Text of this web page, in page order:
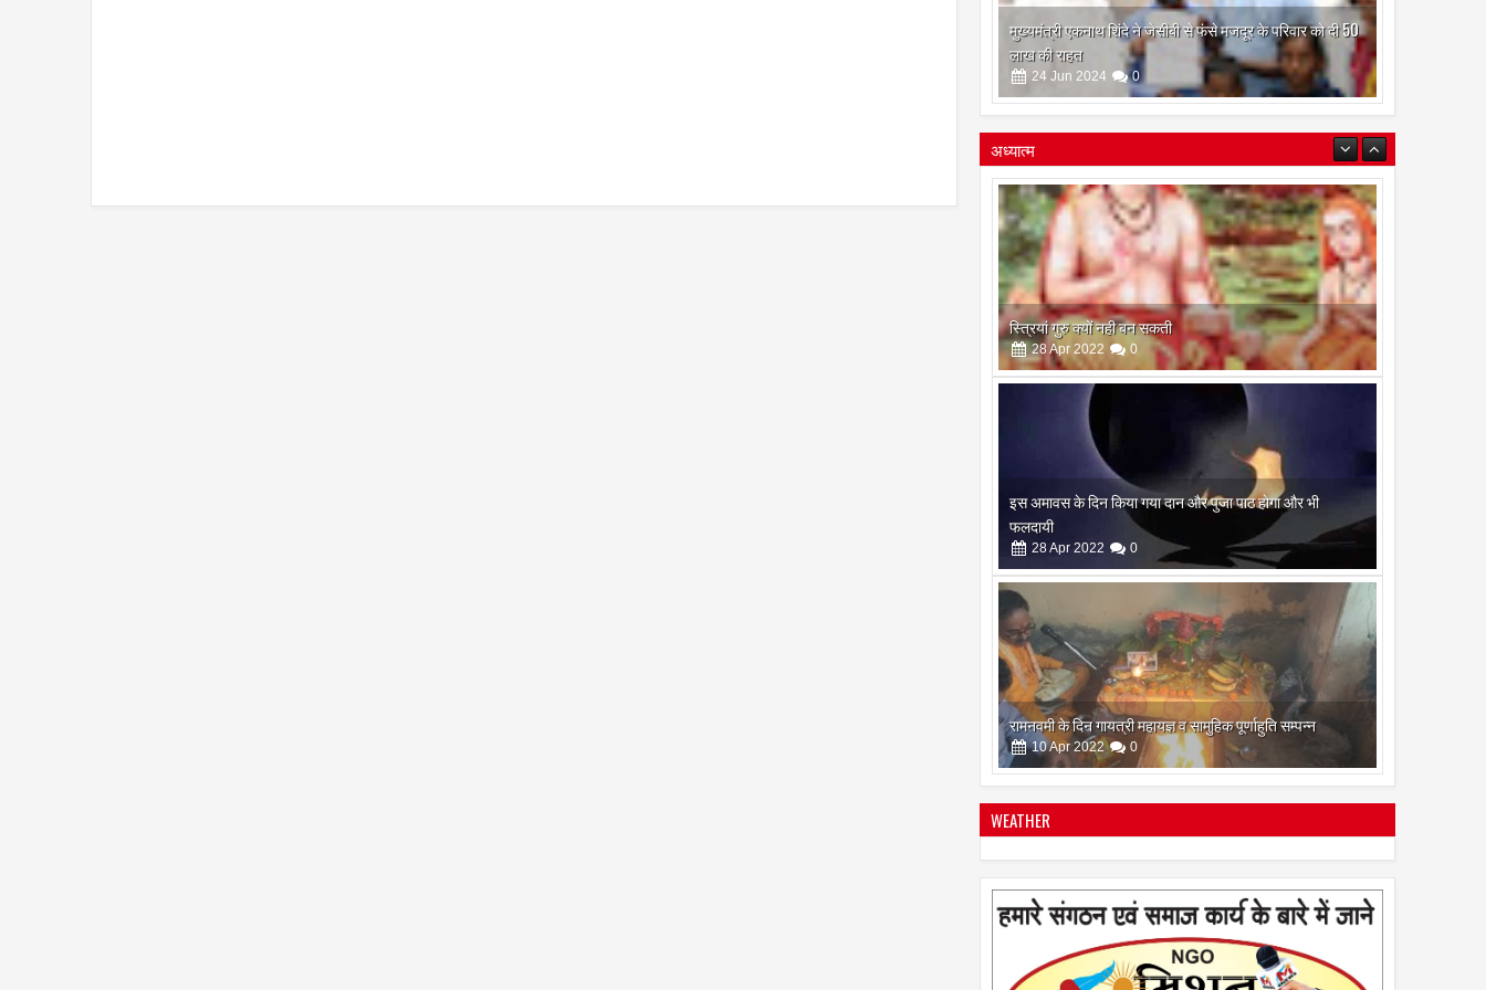
मुख्यमंत्री एकनाथ शिंदे ने जेसीबी से फंसे मजदूर के परिवार को दी 50
लाख की राहत
24 Jun 2024 0
अध्यात्म
इस अमावस के दिन किया गया दान और पुजा पाठ होगा और भी
फलदायी
28 Apr 2022 0
रामनवमी के दिन गायत्री महायज्ञ व सामुहिक पूर्णाहुति सम्पन्न
10Apr 2022 0
सिद्ध कुंजिका स्तोत्र का पाठ ऐसे करें
12Apr 2024 0
स्त्रियां गुरु क्यों नही बन सकती
2022 0
WEATHER